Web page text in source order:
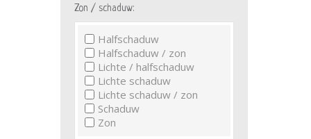
Zon / schaduw:
Halfschaduw
Halfschaduw / zon
Lichte / halfschaduw
Lichte schaduw
Lichte schaduw / zon
Schaduw
Zon